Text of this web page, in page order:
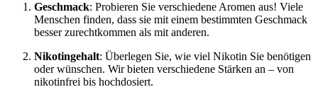
Geschmack: Probieren Sie verschiedene Aromen aus! Viele
Menschen finden, dass sie mit einem bestimmten Geschmack
besser zurechtkommen als mit anderen.
Nikotingehalt: Überlegen Sie, wie viel Nikotin Sie benötigen
oder wünschen. Wir bieten verschiedene Stärken an – von
nikotinfrei bis hochdosiert.